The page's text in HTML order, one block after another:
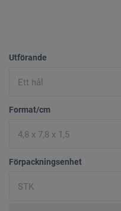
Utförande
Format/cm
Förpackningsenhet